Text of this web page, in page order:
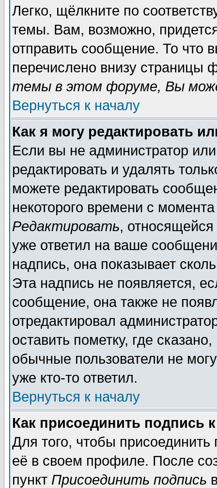
Легко, щёлкните по
темы. Вам, возможно,
отправить сообщение. То что
перечислено внизу страницы
темы в этом форуме, Вы
Вернуться к началу
Как я могу редактировать
Если вы не администратор
редактировать и удалять
можете редактировать
некоторого времени с
Редактировать,
уже ответил на ваше
надпись, она показывает
Эта надпись не появляется,
сообщение, она также не
отредактировал
оставить пометку, где
обычные пользователи не
уже кто-то ответил.
Вернуться к началу
Как присоединить подпись
Для того, чтобы
её в своем профиле. После
пункт Присоединить подпись